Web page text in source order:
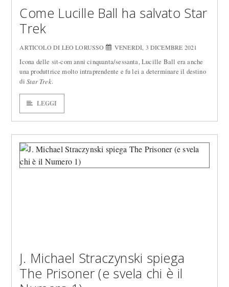
Come Lucille Ball ha salvato Star
Trek
ARTICOLO DI LEO LORUSSO VENERDÌ, 3 DICEMBRE 2021
Icona delle sit-com anni cinquanta/sessanta, Lucille Ball era anche
una produttrice molto intraprendente e fu lei a determinare il destino
di Star Trek.
LEGGI
J. Michael Straczynski spiega
The Prisoner (e svela chi è il